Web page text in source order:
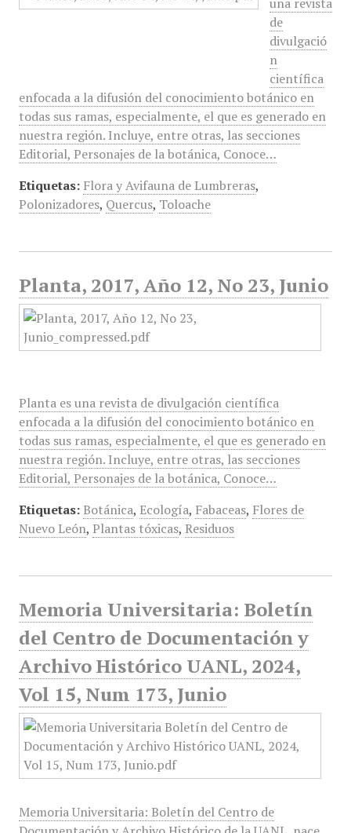
de
divulgació
n
científica
enfocada a la difusión del conocimiento botánico en
todas sus ramas, especialmente, el que es generado en
nuestra región. Incluye, entre otras, las secciones
Editorial, Personajes de la botánica, Conoce…
Etiquetas: Flora y Avifauna de Lumbreras,
Polonizadores, Quercus, Toloache
Planta, 2017, Año 12, No 23, Junio
Planta es una revista de divulgación científica
enfocada a la difusión del conocimiento botánico en
todas sus ramas, especialmente, el que es generado en
nuestra región. Incluye, entre otras, las secciones
Editorial, Personajes de la botánica, Conoce…
Etiquetas: Botánica, Ecología, Fabaceas, Flores de
Nuevo León, Plantas tóxicas, Residuos
Memoria Universitaria: Boletín
del Centro de Documentación y
Archivo Histórico UANL, 2024,
Vol 15, Num 173, Junio
Memoria Universitaria: Boletín del Centro de